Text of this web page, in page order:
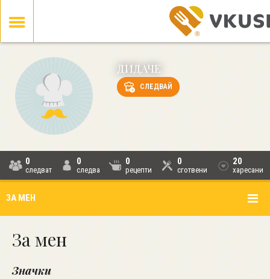
ДИДАЧЕ
СЛЕДВАЙ
0
следват
0
следва
0
рецепти
0
сготвени
20
харесани
ЗА МЕН
За мен
Значки